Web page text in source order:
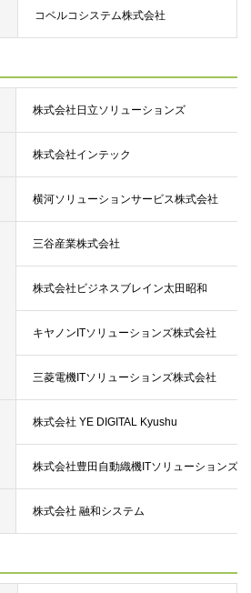
コベルコシステム株式会社
株式会社日立ソリューションズ
株式会社インテック
横河ソリューションサービス株式会社
三谷産業株式会社
株式会社ビジネスブレイン太田昭和
キヤノンITソリューションズ株式会社
三菱電機ITソリューションズ株式会社
株式会社 YE DIGITAL Kyushu
株式会社豊田自動織機ITソリューションズ
株式会社 融和システム